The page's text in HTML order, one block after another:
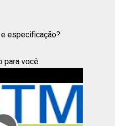
especificação?
para você: